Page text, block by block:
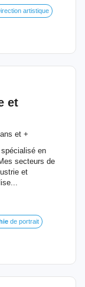
artistique
et
et +
en
secteurs de
et
de portrait